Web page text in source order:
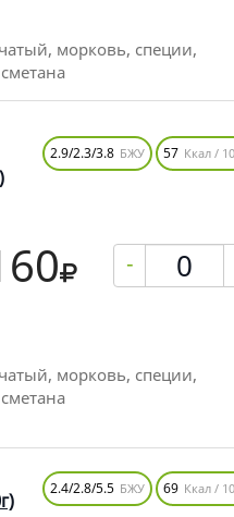
морковь, специи,
2.9/2.3/3.8 БЖУ 57 Ккал /
-
морковь, специи,
2.4/2.8/5.5 БЖУ 69 Ккал /